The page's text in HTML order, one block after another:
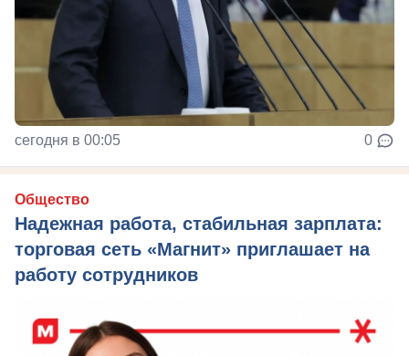
сегодня в 00:05 0
Общество
Надежная работа, стабильная зарплата:
торговая сеть «Магнит» приглашает на
работу сотрудников